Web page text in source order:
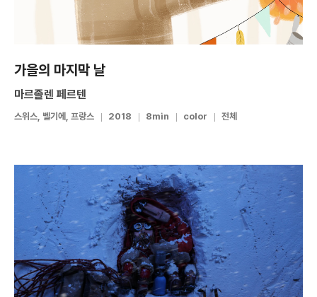
가을의 마지막 날
마르졸렌 페르텐
스위스, 벨기에, 프랑스 2018 8min color 전체